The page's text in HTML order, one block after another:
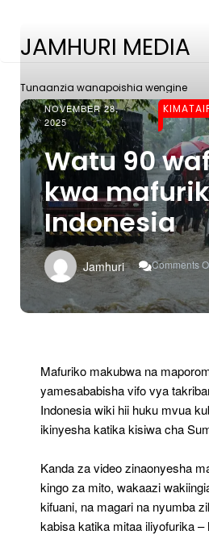
JAMHURI MEDIA
Tunaanzia wanapoishia wengine
NOVEMBER 28,
2025
Watu 90
kwa
Indonesia
Jamhuri Comments
Mafuriko makubwa na
yamesababisha vifo vya
Indonesia wiki hii huku mvua
ikinyesha katika kisiwa cha
Kanda za video zinaonyesha
kingo za mito, wakaazi
kifuani, na magari na nyumba
kabisa katika mitaa iliyofurika